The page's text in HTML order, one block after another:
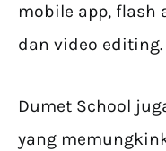
mobile app, flash
dan video editing.
Dumet School
yang